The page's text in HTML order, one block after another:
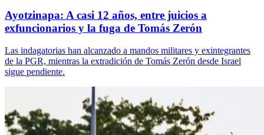
Ayotzinapa: A casi 12 años, entre juicios a
exfuncionarios y la fuga de Tomás Zerón
Las indagatorias han alcanzado a mandos militares y exintegrantes
de la PGR, mientras la extradición de Tomás Zerón desde Israel
sigue pendiente.